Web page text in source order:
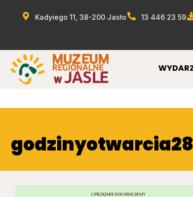
Kadyiego 11, 38-200 Jasło 13 446 23 59